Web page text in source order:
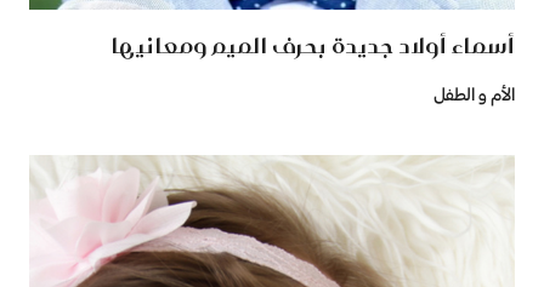
أسماء أولاد جديدة بحرف الميم ومعانيها
الأم و الطفل